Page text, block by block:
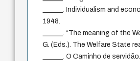
______. Individualism and
1948.
______. “The meaning of the
G. (Eds.). The Welfare State
______. O Caminho de